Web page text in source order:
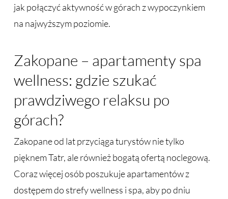
jak połączyć aktywność w górach z wypoczynkiem
na najwyższym poziomie.
Zakopane – apartamenty spa
wellness: gdzie szukać
prawdziwego relaksu po
górach?
Zakopane od lat przyciąga turystów nie tylko
pięknem Tatr, ale również bogatą ofertą noclegową.
Coraz więcej osób poszukuje apartamentów z
dostępem do strefy wellness i spa, aby po dniu